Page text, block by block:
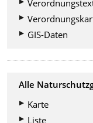
GIS-Daten
Alle
Karte
Liste